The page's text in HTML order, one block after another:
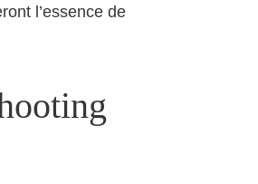
l’essence de